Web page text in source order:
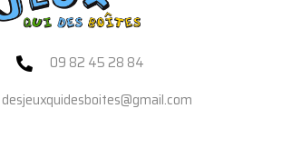
09 82 45 28 84
desjeuxquidesboites@gmail.com